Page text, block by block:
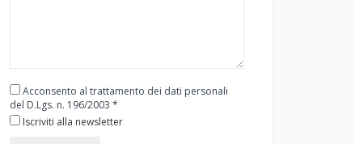
Acconsento al trattamento dei dati personali
del D.Lgs. n. 196/2003 *
Iscriviti alla newsletter